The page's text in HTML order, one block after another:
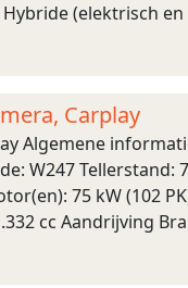
(elektrisch en
Carplay
Algemene
W247
75 kW (102
cc Aandrijving